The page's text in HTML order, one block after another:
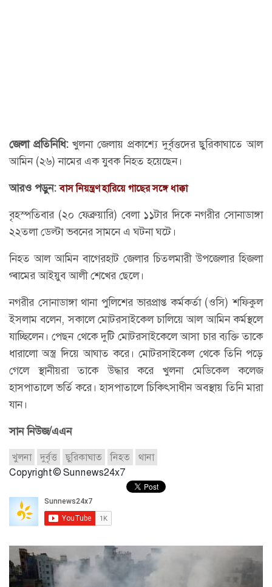
জেলা প্রতিনিধি:খুলনা জেলায় প্রকাশ্যে দুর্বৃত্তদের ছুরিকাঘাতে আল
আমিন (২৬) নামের এক যুবক নিহত হয়েছেন।
আরও পড়ুন:বাস নিয়ন্ত্রণ হারিয়ে গাছের সঙ্গে ধাক্কা
বৃহস্পতিবার (২০ ফেব্রুয়ারি) বেলা ১১টার দিকে নগরীর সোনাডাঙ্গা
২২তলা ডেল্টা ভবনের সামনে এ ঘটনা ঘটে।
নিহত আল আমিন বাগেরহাট জেলার চিতলমারী উপজেলার হিজলা
গ্ৰামের আইয়ুব আলী শেখের ছেলে।
নগরীর সোনাডাঙ্গা থানা পুলিশের ভারপ্রাপ্ত কর্মকর্তা (ওসি) শফিকুল
ইসলাম বলেন, সকালে মোটরসাইকেল চালিয়ে আল আমিন কর্মস্থলে
যাচ্ছিলেন। পেছন থেকে দুটি মোটরসাইকেলে আসা চার ব্যক্তি তাকে
ধারালো অস্ত্র দিয়ে আঘাত করে। মোটরসাইকেল থেকে তিনি পড়ে
গেলে স্থানীয়রা তাকে উদ্ধার করে খুলনা মেডিকেল কলেজ
হাসপাতালে ভর্তি করে। হাসপাতালে চিকিৎসাধীন অবস্থায় তিনি মারা
যান।
সান নিউজ/এএন
খুলনা দুর্বৃত্ত ছুরিকাঘাত নিহত
থানা
Copyright © Sunnews24x7